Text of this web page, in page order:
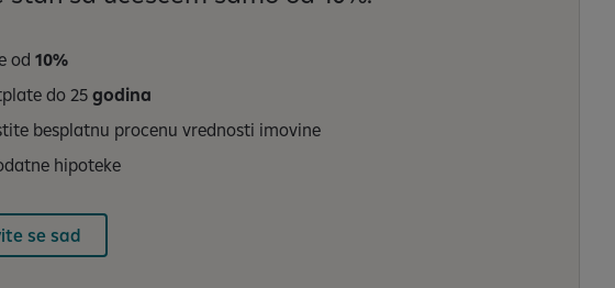
od 10%
do 25godina
besplatnu procenu vrednosti imovine
hipoteke
se sad